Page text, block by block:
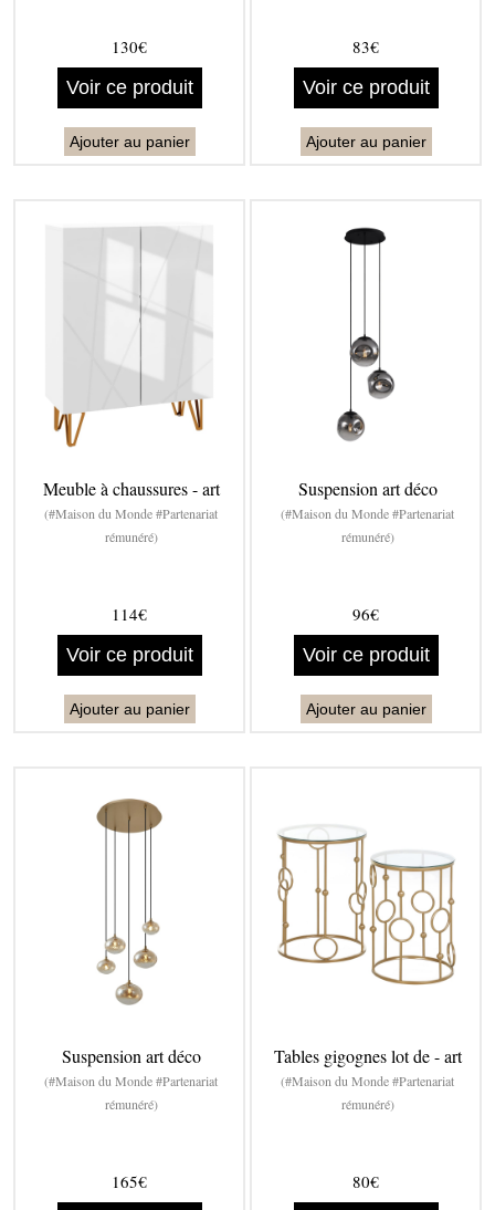
130€
Voir ce produit
Ajouter au panier
83€
Voir ce produit
Ajouter au panier
Meuble à chaussures - art
(#Maison du Monde #Partenariat
rémunéré)
114€
Voir ce produit
Ajouter au panier
Suspension art déco
(#Maison du Monde #Partenariat
rémunéré)
96€
Voir ce produit
Ajouter au panier
Suspension art déco
(#Maison du Monde #Partenariat
rémunéré)
165€
Tables gigognes lot de - art
(#Maison du Monde #Partenariat
rémunéré)
80€